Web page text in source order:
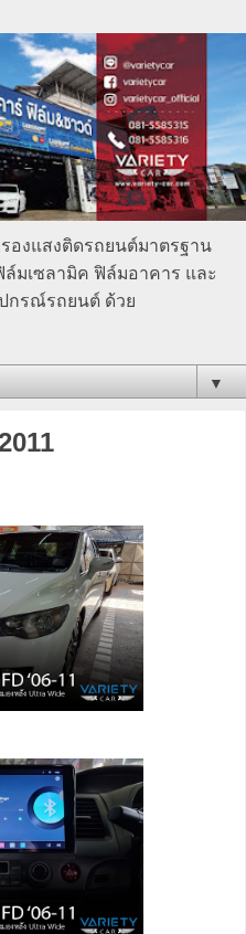
องแสงติดรถยนต์มาตรฐาน
ล์มเซลามิค ฟิล์มอาคาร และ
ปกรณ์รถยนต์ ด้วย
▼